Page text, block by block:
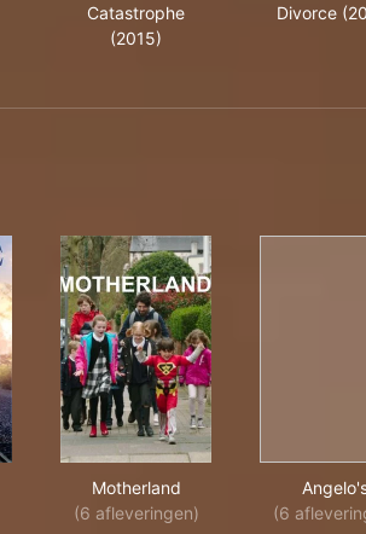
Catastrophe
(2015)
Divorce
Motherland
(6 afleveringen)
(6